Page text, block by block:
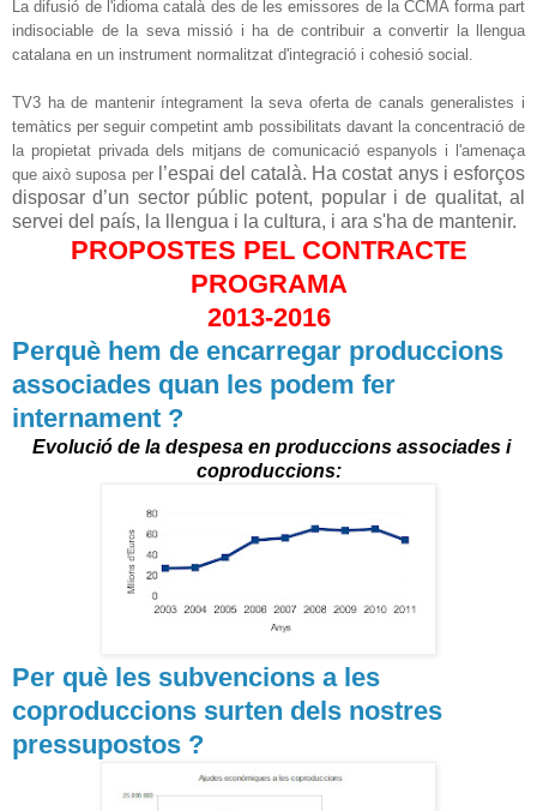
La difusió de l'idioma català des de les emissores de la CCMA forma part
indisociable de la seva missió i ha de contribuir a convertir la llengua
catalana en un instrument normalitzat d'integració i cohesió social.
TV3 ha de mantenir íntegrament la seva oferta de canals generalistes i
temàtics per seguir competint amb possibilitats davant la concentració de
la propietat privada dels mitjans de comunicació espanyols i l'amenaça
que això suposa per l’espai del català. Ha costat anys i esforços
disposar d’un sector públic potent, popular i de qualitat, al
servei del país, la llengua i la cultura, i ara s'ha de mantenir.
PROPOSTES PEL CONTRACTE
PROGRAMA
2013-2016
Perquè hem de encarregar produccions
associades quan les podem fer
internament ?
Evolució de la despesa en produccions associades i
coproduccions:
Per què les subvencions a les
coproduccions surten dels nostres
pressupostos ?